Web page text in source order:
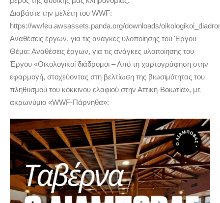
Διαβάστε την μελέτη του WWF:
https://wwfeu.awsassets.panda.org/downloads/
Αναθέσεις έργων, για τις ανάγκες υλοποίησης του Έργου
Θέμα: Αναθέσεις έργων, για τις ανάγκες υλοποίησης του
Έργου «Οικολογικοί διάδρομοι – Από τη χαρτογράφηση στην
εφαρμογή, στοχεύοντας στη βελτίωση της βιωσιμότητας του
πληθυσμού του κόκκινου ελαφιού στην Αττική-Βοιωτία», με
ακρωνύμιο «WWF-Πάρνηθα»: